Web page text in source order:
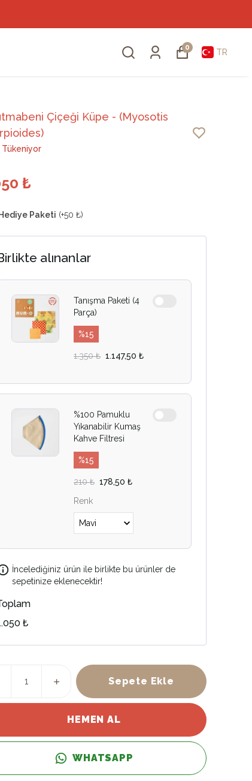
0 TR
Çiçeği Küpe - (Myosotis
Tükeniyor
₺
Hediye Paketi (+50 ₺)
alınanlar
Tanışma Paketi (4
Parça)
%15
1.350 ₺ 1.147,50 ₺
%100 Pamuklu
Yıkanabilir Kumaş
Kahve Filtresi
%15
210 ₺ 178,50 ₺
Renk
İncelediğiniz ürün ile birlikte bu ürünler de
sepetinize eklenecektir!
₺
Sepete Ekle
HEMEN AL
WHATSAPP